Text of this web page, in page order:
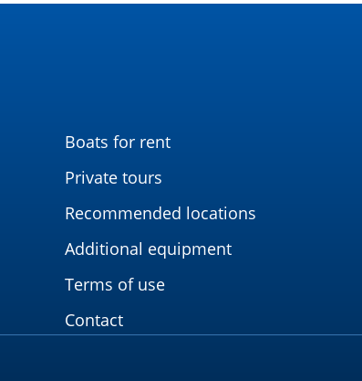
Boats for rent
Private tours
Recommended locations
Additional equipment
Terms of use
Contact